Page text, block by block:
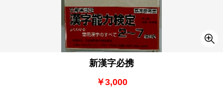
新漢字必携
￥3,000